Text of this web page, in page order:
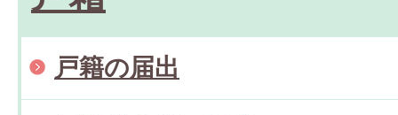
戸籍の届出